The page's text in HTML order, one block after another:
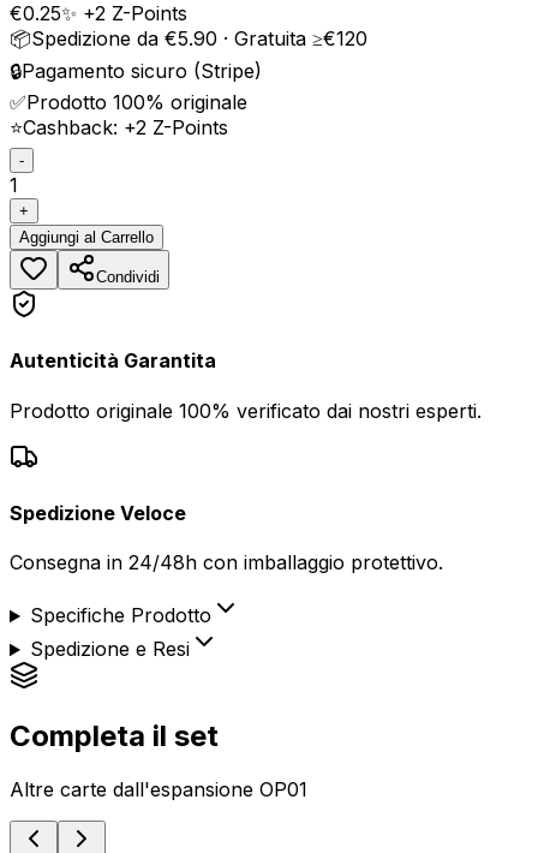
€0.25✨ +2 Z-Points
📦Spedizione da €5.90 · Gratuita ≥€120
🔒Pagamento sicuro (Stripe)
✅Prodotto 100% originale
⭐Cashback: +2 Z-Points
-
1
+
Aggiungi al Carrello
Condividi
Autenticità Garantita
Prodotto originale 100% verificato dai nostri esperti.
Spedizione Veloce
Consegna in 24/48h con imballaggio protettivo.
Specifiche Prodotto
Spedizione e Resi
Completa il set
Altre carte dall'espansione OP01